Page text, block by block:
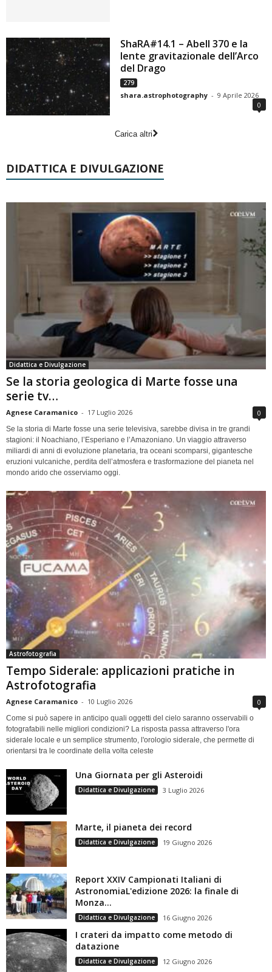
ShaRA#14.1 – Abell 370 e la
lente gravitazionale dell’Arco
del Drago
279
shara.astrophotography - 9 Aprile 2026
0
Carica altri
DIDATTICA E DIVULGAZIONE
Didattica e Divulgazione
Se la storia geologica di Marte fosse una
serie tv…
Agnese Caramanico - 17 Luglio 2026 0
Se la storia di Marte fosse una serie televisiva, sarebbe divisa in tre grandi
stagioni: il Noachiano, l’Esperiano e l’Amazoniano. Un viaggio attraverso
miliardi di anni di evoluzione planetaria, tra oceani scomparsi, gigantesche
eruzioni vulcaniche, perdita dell’atmosfera e trasformazione del pianeta nel
mondo arido che osserviamo oggi.
Astrofotografia
Tempo Siderale: applicazioni pratiche in
Astrofotografia
Agnese Caramanico - 10 Luglio 2026 0
Come si può sapere in anticipo quali oggetti del cielo saranno osservabili o
fotografabili nelle migliori condizioni? La risposta passa attraverso l'ora
siderale locale e un semplice strumento, l'orologio siderale, che permette di
orientarsi tra le coordinate della volta celeste
Una Giornata per gli Asteroidi
Didattica e Divulgazione 3 Luglio 2026
Marte, il pianeta dei record
Didattica e Divulgazione 19 Giugno 2026
Report XXIV Campionati Italiani di
AstronomiaL'edizione 2026: la finale di
Monza...
Didattica e Divulgazione 16 Giugno 2026
I crateri da impatto come metodo di
datazione
Didattica e Divulgazione 12 Giugno 2026